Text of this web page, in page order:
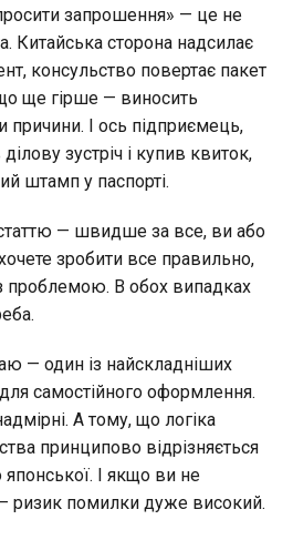
запрошення» — це не
Китайська сторона надсилає
консульство повертає пакет
ще гірше — виносить
причини. І ось підприємець,
зустріч і купив квиток,
штамп у паспорті.
— швидше за все, ви або
хочете зробити все правильно,
проблемою. В обох випадках
— один із найскладніших
самостійного оформлення.
А тому, що логіка
принципово відрізняється
японської. І якщо ви не
ризик помилки дуже високий.